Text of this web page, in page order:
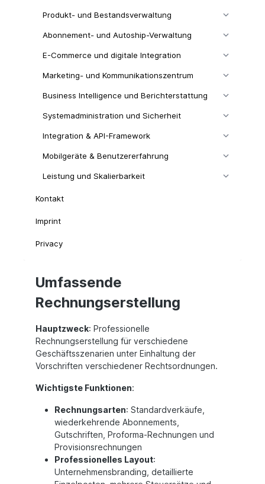
Produkt- und Bestandsverwaltung
Abonnement- und Autoship-Verwaltung
E-Commerce und digitale Integration
Marketing- und Kommunikationszentrum
Business Intelligence und Berichterstattung
Systemadministration und Sicherheit
Integration & API-Framework
Mobilgeräte & Benutzererfahrung
Leistung und Skalierbarkeit
Kontakt
Imprint
Privacy
Umfassende
Rechnungserstellung
Hauptzweck: Professionelle
Rechnungserstellung für verschiedene
Geschäftsszenarien unter Einhaltung der
Vorschriften verschiedener Rechtsordnungen.
Wichtigste Funktionen:
Rechnungsarten: Standardverkäufe,
wiederkehrende Abonnements,
Gutschriften, Proforma-Rechnungen und
Provisionsrechnungen
Professionelles Layout:
Unternehmensbranding, detaillierte